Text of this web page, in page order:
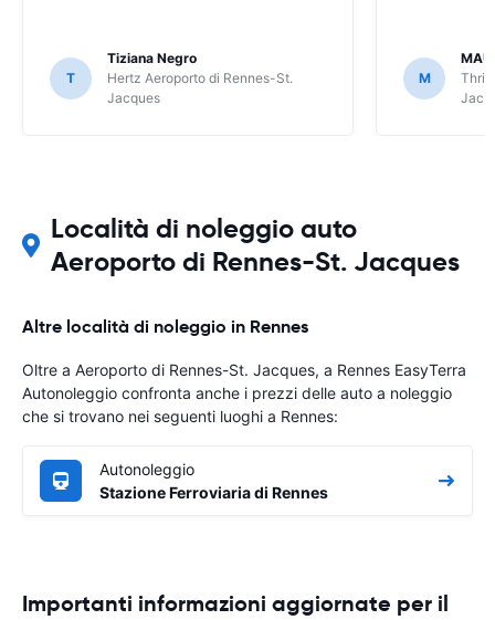
T
Tiziana Negro
Hertz Aeroporto di Rennes-St.
Jacques
M
Località di noleggio auto
Aeroporto di Rennes-St. Jacques
Altre località di noleggio in Rennes
Oltre a Aeroporto di Rennes-St. Jacques, a Rennes EasyTerra
Autonoleggio confronta anche i prezzi delle auto a noleggio
che si trovano nei seguenti luoghi a Rennes:
Autonoleggio
Stazione Ferroviaria di Rennes
Importanti informazioni aggiornate per il